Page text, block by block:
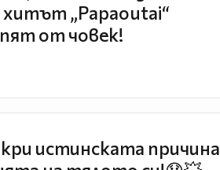
„Papaoutai“
от човек!
истинската причина